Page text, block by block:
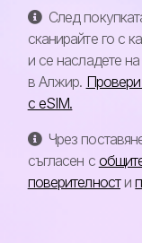
След
сканирайте го с
и се насладете
в Алжир.
с eSIM.
Чрез
съгласен с
поверителности